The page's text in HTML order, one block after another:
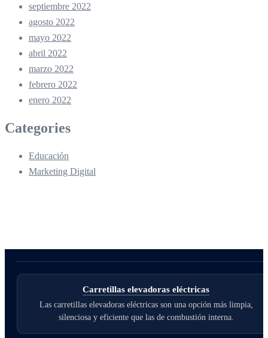
septiembre 2022
agosto 2022
mayo 2022
abril 2022
marzo 2022
febrero 2022
enero 2022
Categories
Educación
Marketing Digital
Carretillas elevadoras eléctricas
Las carretillas elevadoras eléctricas son una opción más limpia,
silenciosa y eficiente que las de combustión interna.